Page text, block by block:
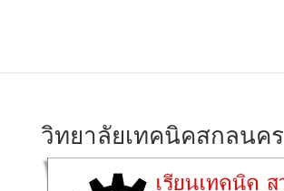
วิทยาลัยเทคนิคสกลนคร